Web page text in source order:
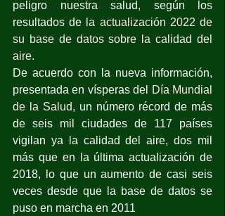
peligro nuestra salud, según los
resultados de la actualización 2022 de
su base de datos sobre la calidad del
aire.
De acuerdo con la nueva información,
presentada en vísperas del
Día Mundial
de la Salud, un número récord de más
de seis mil ciudades de 117 países
vigilan ya la calidad del aire, dos mil
más que en la última actualización de
2018, lo que un aumento de casi seis
veces desde que la base de datos se
puso en marcha en 2011